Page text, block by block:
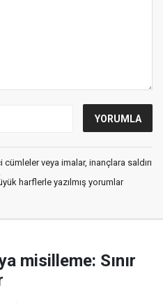
veya imalar, inançlara saldırı
harflerle yazılmış yorumlar
misilleme: Sınır